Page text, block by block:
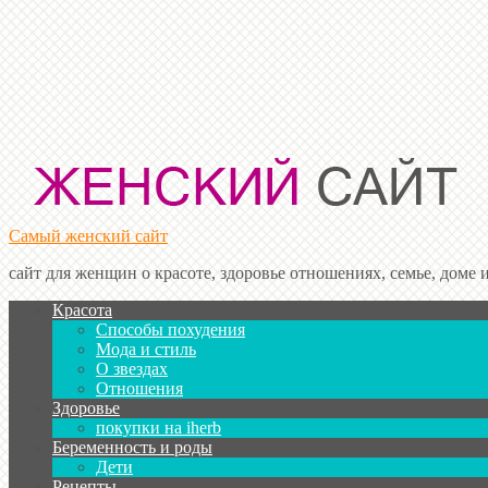
Самый женский сайт
сайт для женщин о красоте, здоровье отношениях, семье, доме
Красота
Способы похудения
Мода и стиль
О звездах
Отношения
Здоровье
покупки на iherb
Беременность и роды
Дети